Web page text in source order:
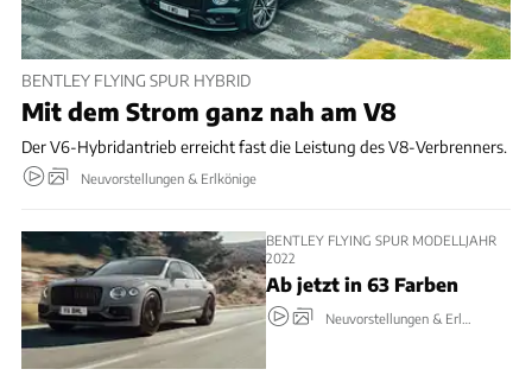
BENTLEY FLYING SPUR HYBRID
Mit dem Strom ganz nah am V8
Der V6-Hybridantrieb erreicht fast die Leistung des V8-Verbrenners.
Neuvorstellungen & Erlkönige
BENTLEY FLYING SPUR MODELLJAHR
2022
Ab jetzt in 63 Farben
Neuvorstellungen & Erlkönige